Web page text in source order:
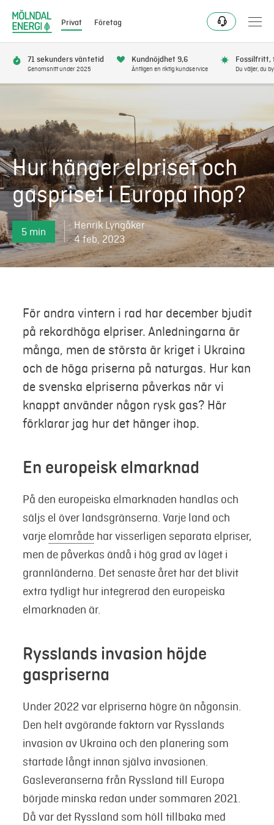
Privat Företag
Flytta
Förnya
Se avbrott
Få bonus
Elnät
Logga in
Mina sidor
71 sekunders väntetid
Genomsnitt under 2025
Kundnöjdhet 9,6
Äntligen en riktig kundservice
Fossilfritt,
Du väljer, du
Hur hänger elpriset och
gaspriset i Europa ihop?
5 min
Henrik Lyngåker
4 feb, 2023
För andra vintern i rad har december bjudit
på rekordhöga elpriser. Anledningarna är
många, men de största är kriget i Ukraina
och de höga priserna på naturgas. Hur kan
de svenska elpriserna påverkas när vi
knappt använder någon rysk gas? Här
förklarar jag hur det hänger ihop.
En europeisk elmarknad
På den europeiska elmarknaden handlas och
säljs el över landsgränserna. Varje land och
varje elområdehar visserligen separata elpriser,
men de påverkas ändå i hög grad av läget i
grannländerna. Det senaste året har det blivit
extra tydligt hur integrerad den europeiska
elmarknaden är.
Rysslands invasion höjde
gaspriserna
Under 2022 var elpriserna högre än någonsin.
Den helt avgörande faktorn var Rysslands
invasion av Ukraina och den planering som
startade långt innan själva invasionen.
Gasleveranserna från Ryssland till Europa
började minska redan under sommaren 2021.
Då var det Ryssland som höll tillbaka med